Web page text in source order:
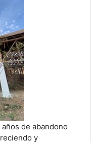
de abandono
y